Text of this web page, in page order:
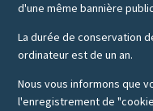
d'une même bannière
La durée de conservation
ordinateur est de un an.
Nous vous informons que
l'enregistrement de